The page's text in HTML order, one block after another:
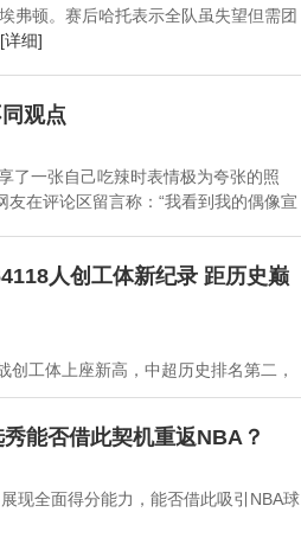
弗顿。赛后哈托表示全队虽失望但需团
[详细]
观点
了一张自己吃辣时表情极为夸张的照
在评论区留言称：“我看到我的偶像宣
人创工体新纪录 距历史巅
工体上座新高，中超历史排名第二，
能否借此契机重返NBA？
现全面得分能力，能否借此吸引NBA球